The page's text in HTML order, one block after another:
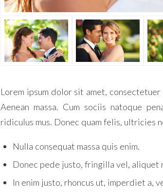
Lorem ipsum dolor sit amet,
Aenean massa. Cum sociis natoque
ridiculus mus. Donec quam felis, ultricies
Nulla consequat massa quis enim.
Donec pede justo, fringilla vel, aliquet
In enim justo, rhoncus ut, imperdiet a,